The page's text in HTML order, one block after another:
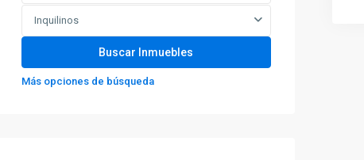
Inquilinos
Más opciones de búsqueda